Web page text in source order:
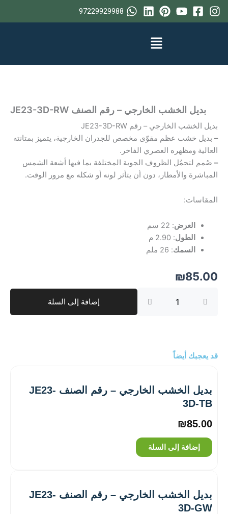
تخطي
إلى
97229929988
بديل الخشب الخارجي – رقم الصنف JE23-3D-RW
بديل الخشب الخارجي – رقم JE23-3D-RW
– بديل خشب عظم مقوّى مخصص للجدران الخارجية، يتميز بمتانته
العالية ومظهره العصري الفاخر.
– صُمم لتحمُل الظروف الجوية المختلفة بما فيها أشعة الشمس
المباشرة والأمطار، دون أن يتأثر لونه أو شكله مع مرور الوقت.
المقاسات:
العرض: 22 سم
الطول: 2.90 م
السمك: 26 ملم
₪85.00
الصنف
RW
إضافة إلى السلة
قد يعجبك أيضاً
بديل الخشب الخارجي – رقم الصنف JE23-
3D-TB
₪85.00
إضافة إلى السلة
بديل الخشب الخارجي – رقم الصنف JE23-
3D-GW